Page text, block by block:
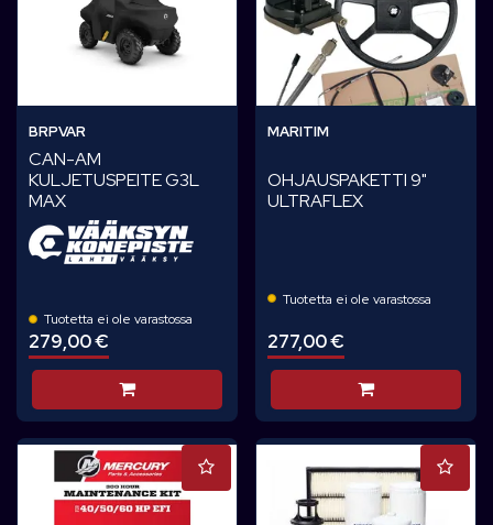
BRPVAR
CAN-AM
KULJETUSPEITE G3L
MAX
Tuotetta ei ole varastossa
279,00 €
Lisää koriin
MARITIM
OHJAUSPAKETTI 9"
ULTRAFLEX
Tuotetta ei ole varastossa
277,00 €
Lisää koriin